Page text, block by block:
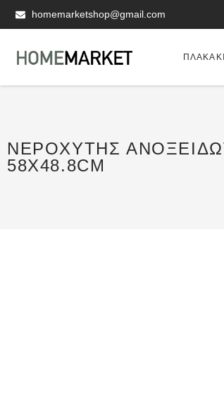
homemarketshop@gmail.com
ΝΕΡΟΧΎΤΗΣ
58X48.8CM